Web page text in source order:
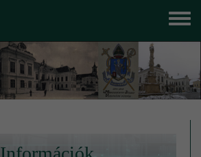
Toggle
menu